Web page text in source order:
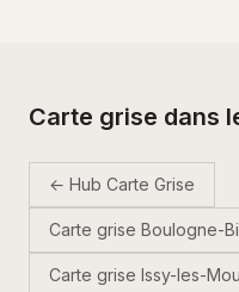
Carte grise dans
← Hub Carte Grise
Carte grise Boulogne-
Carte grise Issy-les-